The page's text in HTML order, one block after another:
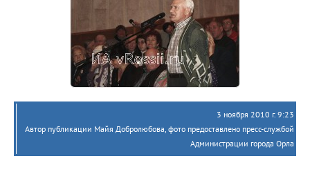
3 ноября 2010 г. 9:23
Автор публикации Майя Добролюбова, фото предоставлено пресс-службой
Администрации города Орла